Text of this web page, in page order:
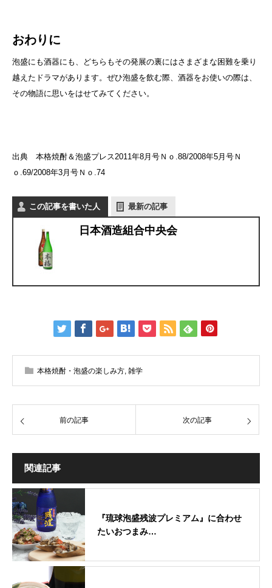
おわりに
泡盛にも酒器にも、どちらもその発展の裏にはさまざまな困難を乗り
越えたドラマがあります。ぜひ泡盛を飲む際、酒器をお使いの際は、
その物語に思いをはせてみてください。
出典 本格焼酎＆泡盛プレス2011年8月号Ｎｏ.88/2008年5月号Ｎ
ｏ.69/2008年3月号Ｎｏ.74
この記事を書いた人 最新の記事
日本酒造組合中央会
本格焼酎・泡盛の楽しみ方, 雑学
前の記事 次の記事
関連記事
『琉球泡盛残波プレミアム』に合わせ
たいおつまみ…